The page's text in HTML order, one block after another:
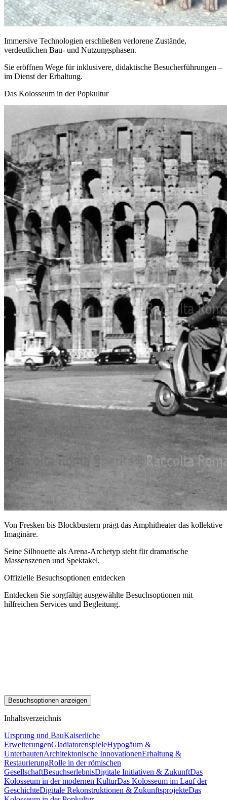
Immersive Technologien erschließen verlorene Zustände,
verdeutlichen Bau- und Nutzungsphasen.
Sie eröffnen Wege für inklusivere, didaktische Besucherführungen –
im Dienst der Erhaltung.
Das Kolosseum in der Popkultur
Von Fresken bis Blockbustern prägt das Amphitheater das kollektive
Imaginäre.
Seine Silhouette als Arena-Archetyp steht für dramatische
Massenszenen und Spektakel.
Offizielle Besuchsoptionen entdecken
Entdecken Sie sorgfältig ausgewählte Besuchsoptionen mit
hilfreichen Services und Begleitung.
Besuchsoptionen anzeigen
Inhaltsverzeichnis
Ursprung und BauKaiserliche
ErweiterungenGladiatorenspieleHypogäum &
UnterbautenArchitektonische InnovationenErhaltung &
RestaurierungRolle in der römischen
GesellschaftBesuchserlebnisDigitale Initiativen & ZukunftDas
Kolosseum in der modernen KulturDas Kolosseum im Lauf der
GeschichteDigitale Rekonstruktionen & ZukunftsprojekteDas